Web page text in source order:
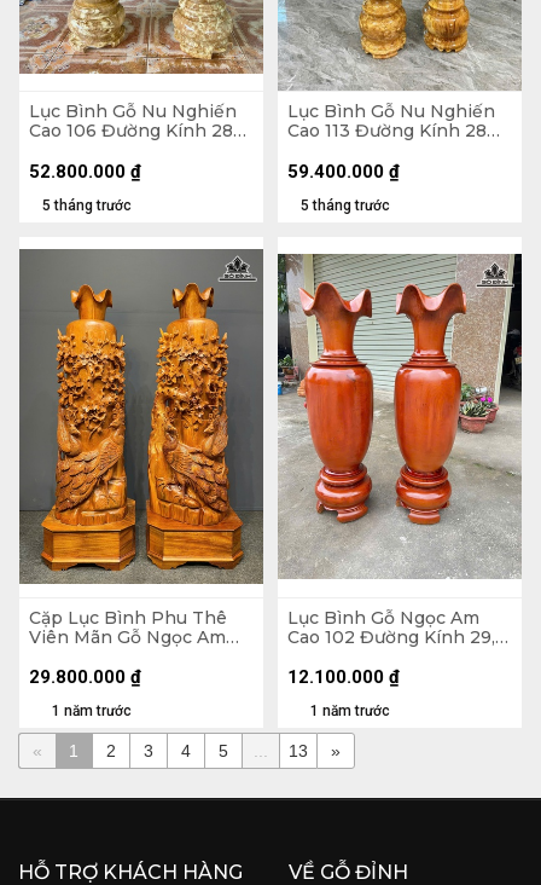
Lục Bình Gỗ Nu Nghiến
Cao 106 Đường Kính 28
5 tháng trước
52.800.000 ₫
Lục Bình Gỗ Nu Nghiến
Cao 113 Đường Kính 28
5 tháng trước
59.400.000 ₫
Cặp Lục Bình Phu Thê
Viên Mãn Gỗ Ngọc Am
Sâu 40 (cm) - Kỷ Cao 20
1 năm trước
29.800.000 ₫
Lục Bình Gỗ Ngọc Am
Cao 102 Đường Kính 29,5
1 năm trước
12.100.000 ₫
« 1 2 3 4 5 13 »
HỖ TRỢ KHÁCH HÀNG VỀ GỖ ĐỈNH